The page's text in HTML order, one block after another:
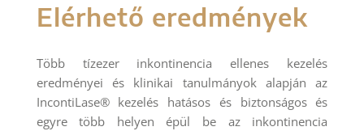
Elérhető eredmények
Több tízezer inkontinencia ellenes kezelés
eredményei és klinikai tanulmányok alapján az
IncontiLase® kezelés hatásos és biztonságos és
egyre több helyen épül be az inkontinencia